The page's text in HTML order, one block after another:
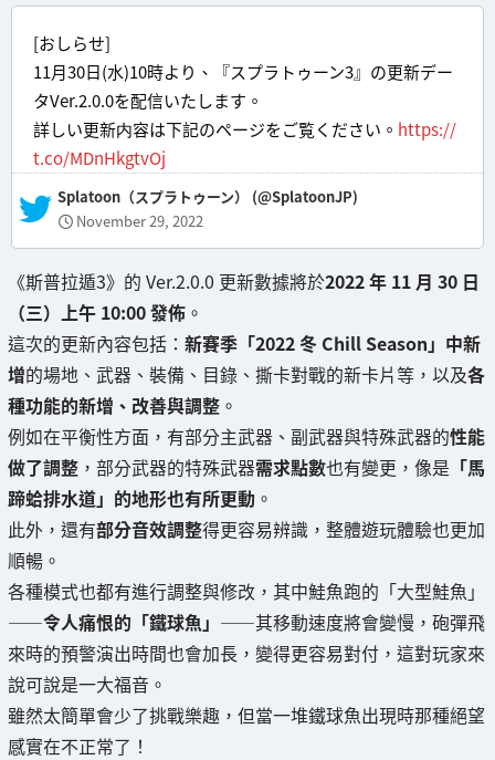
[おしらせ]
11月30日(水)10時より、『スプラトゥーン3』の更新デー
タVer.2.0.0を配信いたします。
詳しい更新内容は下記のページをご覧ください。 https://
t.co/MDnHkgtvOj
— Splatoon（スプラトゥーン） (@SplatoonJP)
November 29, 2022
《斯普拉遁3》的 Ver.2.0.0 更新數據將於2022 年 11 月 30 日
（三）上午 10:00 發佈 。
這次的更新內容包括： 新賽季「2022 冬 Chill Season」中新
增的場地、武器、裝備、目錄、撕卡對戰的新卡片等，以及各
種功能的新增、改善與調整 。
例如在平衡性方面，有部分主武器、副武器與特殊武器的性能
做了調整 ，部分武器的特殊武器需求點數也有變更，像是 「馬
蹄蛤排水道」的地形也有所更動 。
此外，還有部分音效調整得更容易辨識，整體遊玩體驗也更加
順暢。
各種模式也都有進行調整與修改，其中鮭魚跑的「大型鮭魚」
——令人痛恨的「鐵球魚」 ——其移動速度將會變慢，砲彈飛
來時的預警演出時間也會加長，變得更容易對付，這對玩家來
說可說是一大福音。
雖然太簡單會少了挑戰樂趣，但當一堆鐵球魚出現時那種絕望
感實在不正常了！